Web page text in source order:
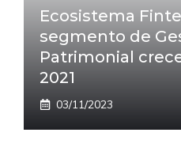
Ecosistema
segmento de
Patrimonial
2021
03/11/2023